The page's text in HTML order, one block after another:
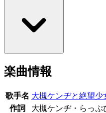
楽曲情報
歌手名 大槻ケンヂと絶望少
作詞
大槻ケンヂ・らっぷ